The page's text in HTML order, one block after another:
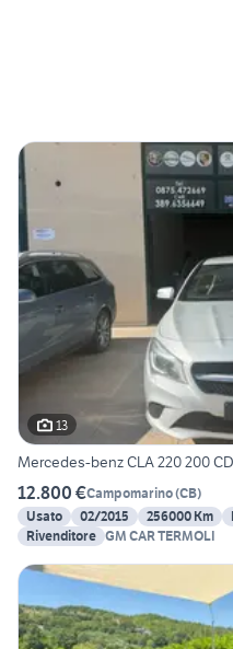
13
Mercedes-benz CLA 220 200
12.800 €Campomarino(CB)
Usato
02/2015 256000 Km
Rivenditore GM CAR TERMOLI